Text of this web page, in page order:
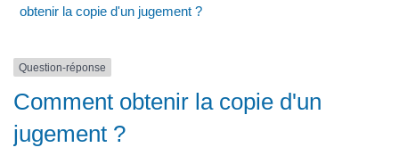
obtenir la copie d'un jugement ?
Question-réponse
Comment obtenir la copie d'un
jugement ?